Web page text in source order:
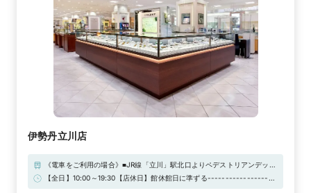
伊勢丹立川店
《電車をご利用の場合》■JR線「立川」駅北口よりペデストリアンデッキ
を通り、2階正面玄関まで徒歩2分。■多摩モノレール「立川北」駅から、
【全日】10:00～19:30【店休日】館休館日に準ずる-------------------